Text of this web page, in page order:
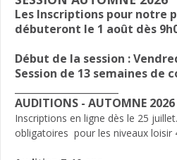
Les Inscriptions pour notre
débuteront le 1 août dès
Début de la session :
Session de 13 semaines de
AUDITIONS - AUTOMNE 2026
Inscriptions en ligne dès le 25
obligatoires pour les niveaux